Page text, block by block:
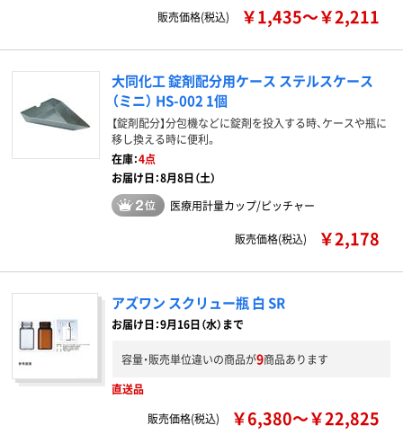
販売価格(税込) ￥1,435～￥2,211
大同化工 錠剤配分用ケース ステルスケース
（ミニ） HS-002 1個
【錠剤配分】分包機などに錠剤を投入する時、ケースや瓶に
移し換える時に便利。
在庫：4点
お届け日：8月8日（土）
医療用計量カップ/ピッチャー
販売価格(税込) ￥2,178
アズワン スクリュー瓶 白 SR
お届け日：9月16日（水）まで
容量・販売単位違いの商品が9商品あります
直送品
販売価格(税込)
￥6,380～￥22,825